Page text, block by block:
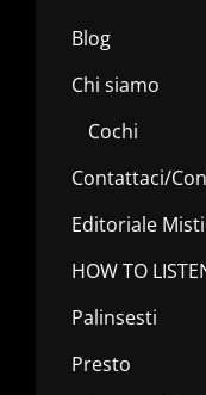
Blog
Chi siamo
Cochi
Contattaci/
Editoriale
HOW TO
Palinsesti
Presto